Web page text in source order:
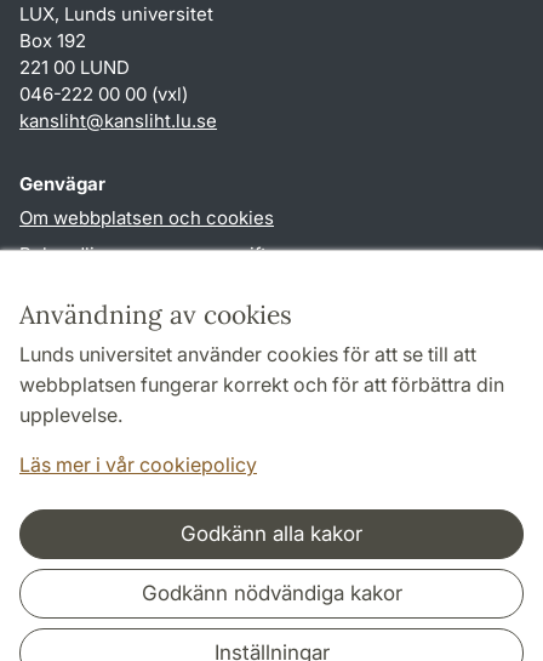
Användning av cookies
Lunds universitet använder cookies för att se till att
webbplatsen fungerar korrekt och för att förbättra din
upplevelse.
Läs mer i vår cookiepolicy
Godkänn alla kakor
Godkänn nödvändiga kakor
Inställningar
LUX, Lunds universitet
Box 192
221 00 LUND
046-222 00 00 (vxl)
kansliht@kansliht.lu.se
Genvägar
Om webbplatsen och cookies
Behandling av personuppgifter
TYPO3-login
Följ oss i sociala medier
Samarbeten och nätverk